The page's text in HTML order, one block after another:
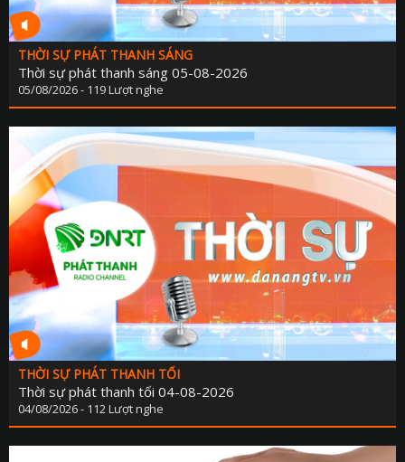
THỜI SỰ PHÁT THANH SÁNG
Thời sự phát thanh sáng 05-08-2026
05/08/2026 - 119 Lượt nghe
THỜI SỰ PHÁT THANH TỐI
Thời sự phát thanh tối 04-08-2026
04/08/2026 - 112 Lượt nghe